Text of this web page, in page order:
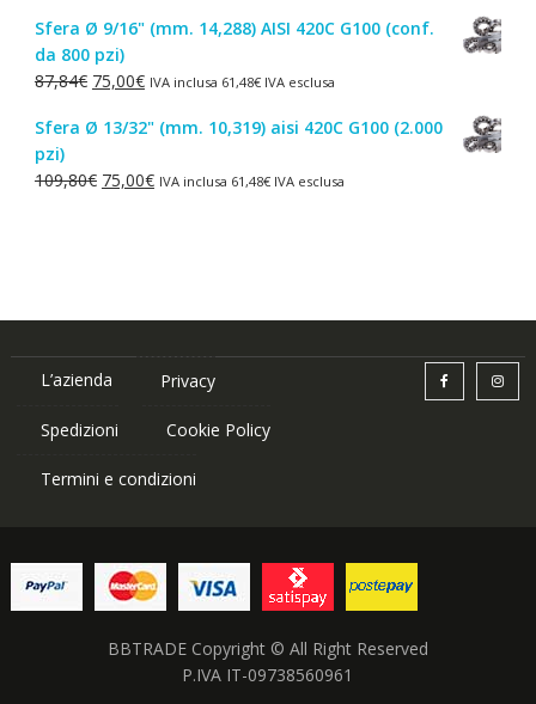
originale
era:
1,50€.
attuale
è:
1,00€.
Sfera Ø 9/16" (mm. 14,288) AISI 420C G100 (conf.
da 800 pzi)
87,84€ Il
originale
87,84€.
75,00€Il
attuale
75,00€.
IVA inclusa 61,48€IVA esclusa
Sfera Ø 13/32" (mm. 10,319) aisi 420C G100 (2.000
pzi)
109,80€ Il
75,00€IlIVA inclusa 61,48€IVA esclusa
L’azienda Privacy
Spedizioni Cookie Policy
Termini e condizioni
BBTRADE Copyright © All Right Reserved
P.IVA IT-09738560961